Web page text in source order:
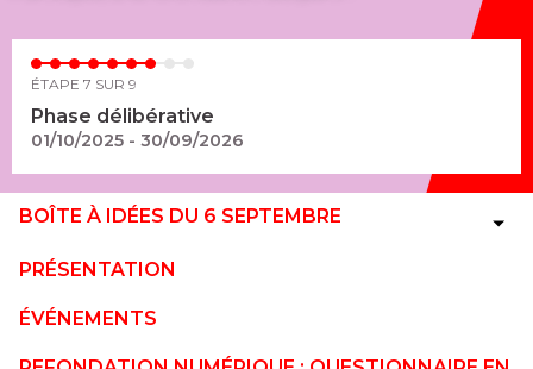
ÉTAPE 7 SUR 9
Phase délibérative
01/10/2025 - 30/09/2026
BOÎTE À IDÉES DU 6 SEPTEMBRE
PRÉSENTATION
ÉVÉNEMENTS